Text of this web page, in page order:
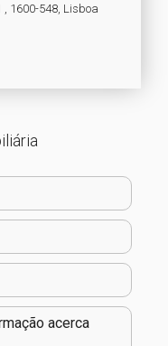
, 1600-548, Lisboa